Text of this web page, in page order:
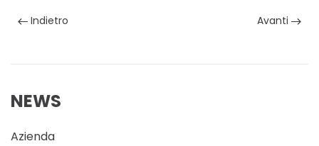
Indietro Avanti
NEWS
Azienda